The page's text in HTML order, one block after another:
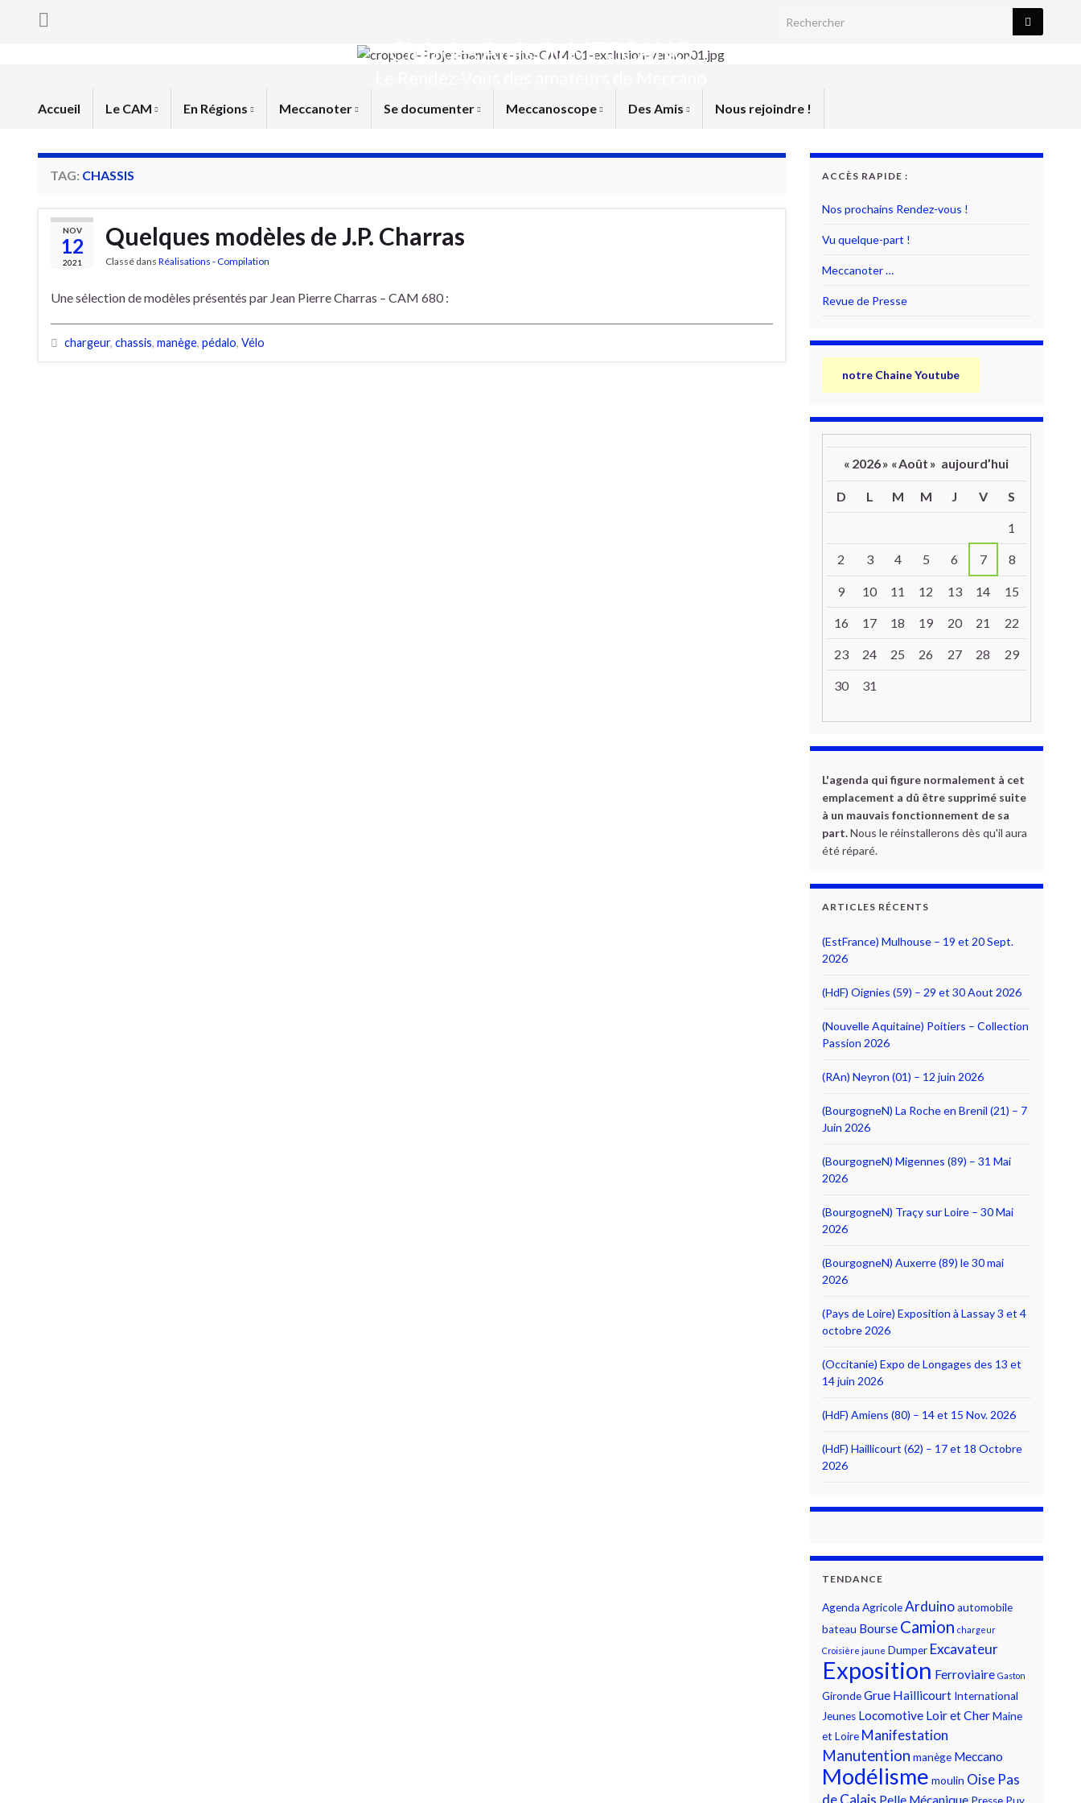
Search for:
Club des Amis du MECCANO
Accueil Le CAM En Régions Meccanoter Se documenter Meccanoscope Des Amis Nous rejoindre !
TAG: CHASSIS
NOV
12
2021
Quelques modèles de J.P. Charras
Classé dans Réalisations - Compilation
Une sélection de modèles présentés par Jean Pierre Charras – CAM 680 :
chargeur, chassis, manège, pédalo, Vélo
ACCÈS RAPIDE :
Nos prochains Rendez-vous !
Vu quelque-part !
Meccanoter …
Revue de Presse
notre Chaine Youtube
« 2026» «Août » aujourd’hui
D L M M J V S
1
2 3 4 5 6 7 8
9 10 11 12 13 14 15
16 17 18 19 20 21 22
23 24 25 26 27 28 29
30 31
L'agenda qui figure normalement à cet
emplacement a dû être supprimé suite
à un mauvais fonctionnement de sa
part.Nous le réinstallerons dès qu'il aura
été réparé.
ARTICLES RÉCENTS
(EstFrance) Mulhouse – 19 et 20 Sept.
2026
(HdF) Oignies (59) – 29 et 30 Aout 2026
(Nouvelle Aquitaine) Poitiers – Collection
Passion 2026
(RAn) Neyron (01) – 12 juin 2026
(BourgogneN) La Roche en Brenil (21) – 7
Juin 2026
(BourgogneN) Migennes (89) – 31 Mai
2026
(BourgogneN) Traçy sur Loire – 30 Mai
2026
(BourgogneN) Auxerre (89) le 30 mai
2026
(Pays de Loire) Exposition à Lassay 3 et 4
octobre 2026
(Occitanie) Expo de Longages des 13 et
14 juin 2026
(HdF) Amiens (80) – 14 et 15 Nov. 2026
(HdF) Haillicourt (62) – 17 et 18 Octobre
2026
TENDANCE
Agenda AgricoleArduinoautomobile
bateau Bourse Camion chargeur
Croisière jaune Dumper Excavateur
Exposition Ferroviaire Gaston
GirondeGrue Haillicourt International
Jeunes Locomotive Loir et CherMaine
et Loire Manifestation
Manutention manège Meccano
Modélisme moulin Oise Pas
de Calais Pelle Mécanique Presse Puy